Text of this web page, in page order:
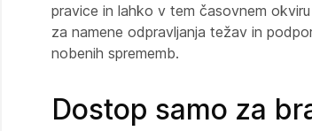
pravice in lahko v tem časovnem
za namene odpravljanja težav in
nobenih sprememb.
Dostop samo za